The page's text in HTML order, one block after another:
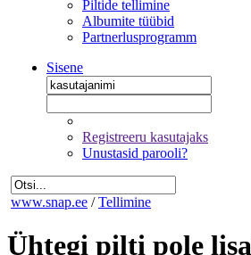
Piltide tellimine
Albumite tüübid
Partnerlusprogramm
Sisene
Registreeru kasutajaks
Unustasid parooli?
www.snap.ee / Tellimine
Ühtegi pilti pole